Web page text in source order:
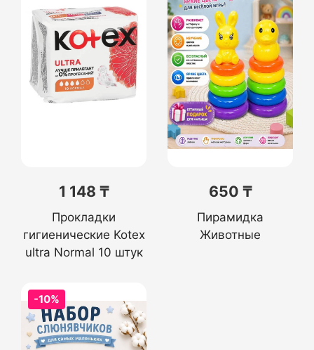
1 148 ₸
Прокладки
гигиенические Kotex
ultra Normal 10 штук
650 ₸
Пирамидка
Животные
-10%